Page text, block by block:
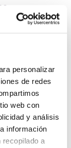
personalizar
de redes
web con
y análisis
información
recopilado a
empresa,
de la luz
ofrece una